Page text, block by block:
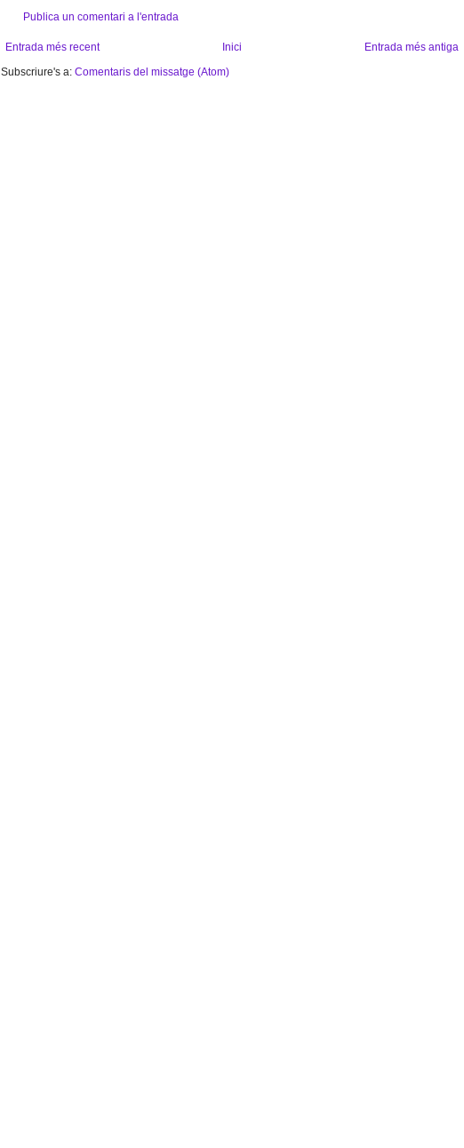
Publica un comentari a l'entrada
Entrada més recent Entrada més antiga
Inici
Subscriure's a: Comentaris del missatge (Atom)